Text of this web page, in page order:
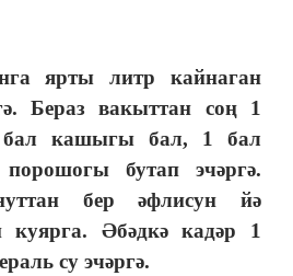
ярты литр кайнаган
Бераз вакыттан соң 1
бал кашыгы бал, 1 бал
бутап эчәргә.
бер әфлисун йә
куярга. Әбәдкә кадәр 1
су эчәргә.